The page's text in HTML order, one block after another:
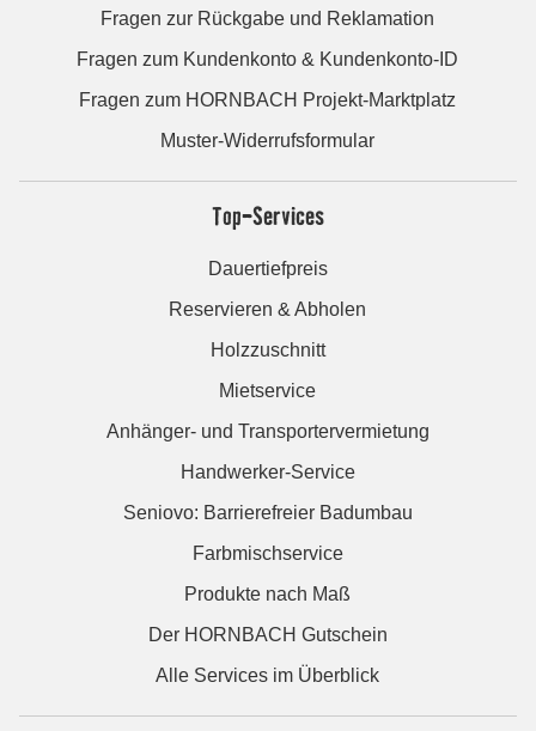
Fragen zur Rückgabe und Reklamation
Fragen zum Kundenkonto & Kundenkonto-ID
Fragen zum HORNBACH Projekt-Marktplatz
Muster-Widerrufsformular
Top-Services
Dauertiefpreis
Reservieren & Abholen
Holzzuschnitt
Mietservice
Anhänger- und Transportervermietung
Handwerker-Service
Seniovo: Barrierefreier Badumbau
Farbmischservice
Produkte nach Maß
Der HORNBACH Gutschein
Alle Services im Überblick